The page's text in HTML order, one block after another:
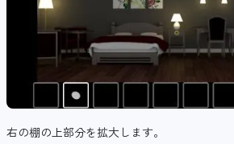
右の棚の上部分を拡大します。